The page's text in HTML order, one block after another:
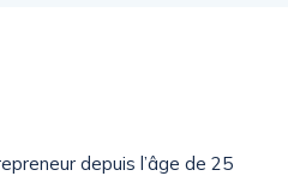
depuis l’âge de 25